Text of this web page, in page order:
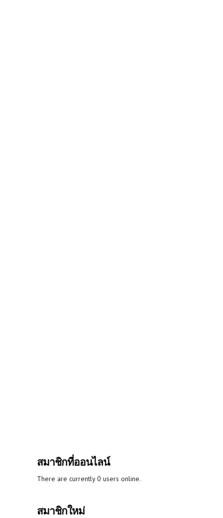
สมาชิกที่ออนไลน์
There are currently 0 users online.
สมาชิกใหม่